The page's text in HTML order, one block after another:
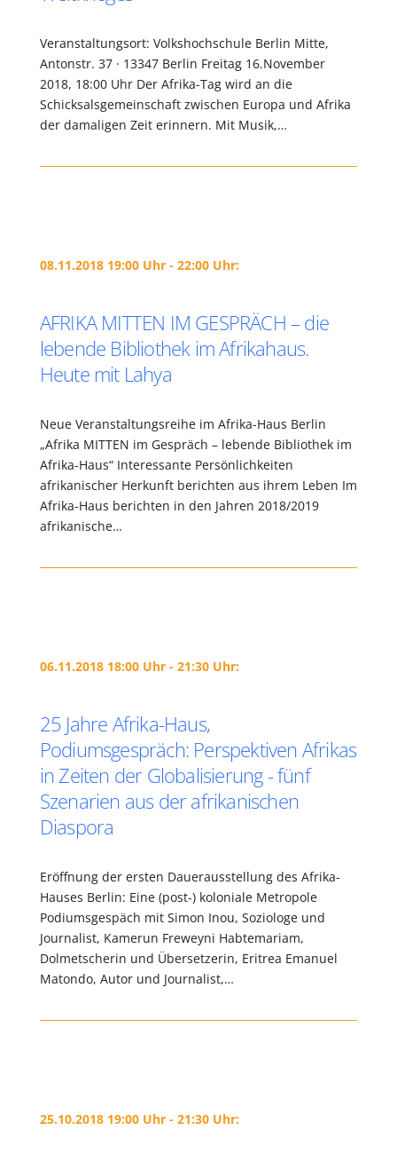
Veranstaltungsort: Volkshochschule Berlin Mitte,
Antonstr. 37 · 13347 Berlin Freitag 16.November
2018, 18:00 Uhr Der Afrika-Tag wird an die
Schicksalsgemeinschaft zwischen Europa und Afrika
der damaligen Zeit erinnern. Mit Musik,…
08.11.2018 19:00 Uhr - 22:00 Uhr:
AFRIKA MITTEN IM GESPRÄCH – die
lebende Bibliothek im Afrikahaus.
Heute mit Lahya
Neue Veranstaltungsreihe im Afrika-Haus Berlin
„Afrika MITTEN im Gespräch – lebende Bibliothek im
Afrika-Haus“ Interessante Persönlichkeiten
afrikanischer Herkunft berichten aus ihrem Leben Im
Afrika-Haus berichten in den Jahren 2018/2019
afrikanische…
06.11.2018 18:00 Uhr - 21:30 Uhr:
25 Jahre Afrika-Haus,
Podiumsgespräch: Perspektiven Afrikas
in Zeiten der Globalisierung - fünf
Szenarien aus der afrikanischen
Diaspora
Eröffnung der ersten Dauerausstellung des Afrika-
Hauses Berlin: Eine (post-) koloniale Metropole
Podiumsgespäch mit Simon Inou, Soziologe und
Journalist, Kamerun Freweyni Habtemariam,
Dolmetscherin und Übersetzerin, Eritrea Emanuel
Matondo, Autor und Journalist,…
25.10.2018 19:00 Uhr - 21:30 Uhr: